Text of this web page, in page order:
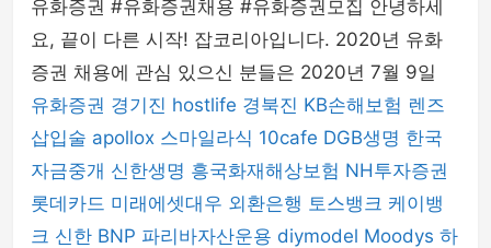
유화증권 #유화증권채용 #유화증권모집 안녕하세
요, 끝이 다른 시작! 잡코리아입니다. 2020년 유화
증권 채용에 관심 있으신 분들은 2020년 7월 9일
유화증권 경기진 hostlife 경북진 KB손해보험 렌즈
삽입술 apollox 스마일라식 10cafe DGB생명 한국
자금중개 신한생명 흥국화재해상보험 NH투자증권
롯데카드 미래에셋대우 외환은행 토스뱅크 케이뱅
크 신한 BNP 파리바자산운용 diymodel Moodys 하